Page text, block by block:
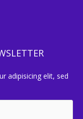
adipisicing elit, sed